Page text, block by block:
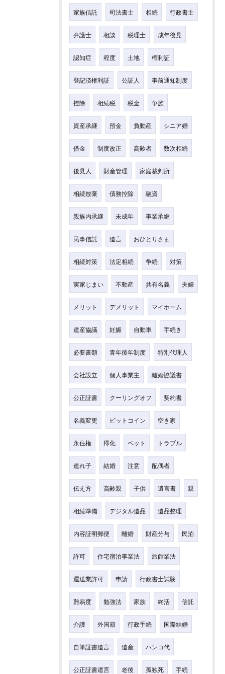
家族信託 司法書士 相続 行政書士
弁護士 相談 税理士 成年後見
認知症 程度 土地 権利証
登記済権利証 公証人 事前通知制度
控除 相続税 税金 争族
資産承継 預金 負動産 シニア婚
借金 制度改正 高齢者 数次相続
後見人 財産管理 家庭裁判所
相続放棄 債務控除 融資
親族内承継 未成年 事業承継
民事信託 遺言 おひとりさま
相続対策 法定相続 争続 対策
実家じまい 不動産 共有名義 夫婦
メリット デメリット マイホーム
遺産協議 妊娠 自動車 手続き
必要書類 青年後年制度 特別代理人
会社設立 個人事業主 離婚協議書
公正証書 クーリングオフ 契約書
名義変更 ビットコイン 空き家
永住権 帰化 ペット トラブル
連れ子 結婚 注意 配偶者
伝え方 高齢親 子供 遺言書 親
相続準備 デジタル遺品 遺品整理
内容証明郵便 離婚 財産分与 民泊
許可 住宅宿泊事業法 旅館業法
運送業許可 申請 行政書士試験
難易度 勉強法 家族 終活 信託
介護 外国籍 行政手続 国際結婚
自筆証書遺言 遺産 ハンコ代
公正証書遺言 老後 孤独死 手続